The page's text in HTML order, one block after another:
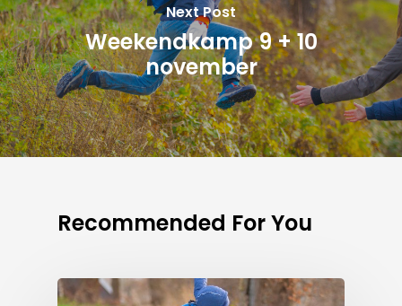
Next Post
Weekendkamp 9 + 10
november
Recommended For You